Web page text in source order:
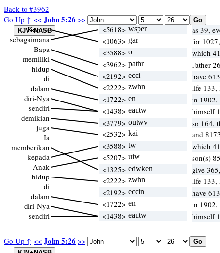
Back to #3962
Go Up ↑ << John 5:26 >>
Go Up ↑ << John 5:26 >>
Karena
sebagaimana
Bapa
memiliki
hidup
di
dalam
diri-Nya
sendiri
demikian
juga
Ia
memberikan
kepada
Anak
hidup
di
dalam
diri-Nya
sendiri
<5618> wsper
as 39,
<1063> gar
for
<3588> o
which
<3962> pathr
Father
<2192> ecei
have
<2222> zwhn
life 133,
<1722> en
in
<1438> eautw
himself
<3779> outwv
so 164,
<2532> kai
and
<3588> tw
which
<5207> uiw
son(s)
<1325> edwken
give
<2222> zwhn
life 133,
<2192> ecein
have
<1722> en
in
<1438> eautw himself